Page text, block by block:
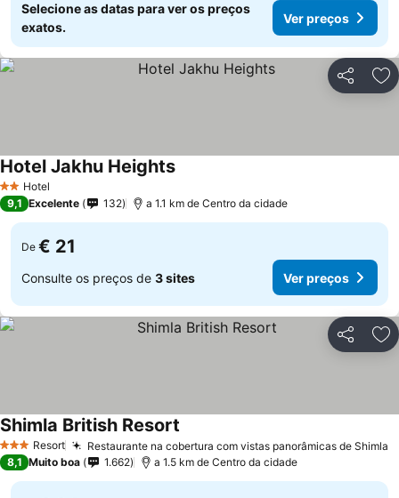
Selecione as datas para ver os preços
exatos.
Ver preços
Partilhar
2 Estrelas
Hotel
Hotel Jakhu Heights
9,1 Excelente 132 a 1.1 km de Centro da cidade
De € 21
Consulte os preços de 3 sites Ver preços
Partilhar
3 EstrelasResort Restaurante na cobertura com vistas panorâmicas de Shimla
Shimla British Resort
8,1 Muito boa 1.662 a 1.5 km de Centro da cidade